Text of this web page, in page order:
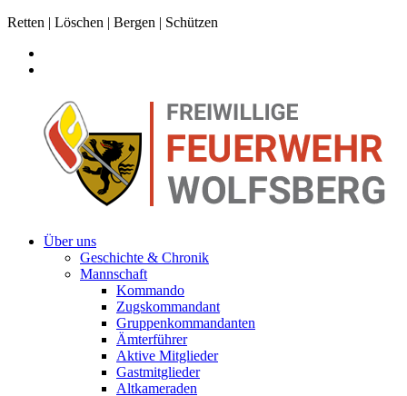
Retten | Löschen | Bergen | Schützen
Über uns
Geschichte & Chronik
Mannschaft
Kommando
Zugskommandant
Gruppenkommandanten
Ämterführer
Aktive Mitglieder
Gastmitglieder
Altkameraden